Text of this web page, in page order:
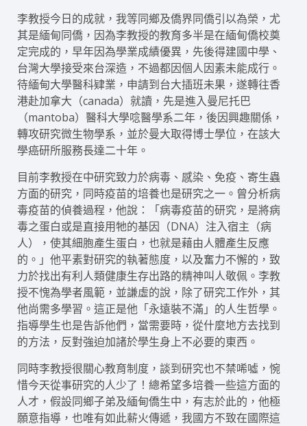
李教授今日的成就，我等同鄉及僑界同僑引以為榮，尤
其是緬甸同僑，因為李教授的教育多半是在緬甸僑校奠
定完成的，早年因為學業成績優異，先後得建國中學、
台灣大學接受來台深造，不過都因個人因素未能成行。
待緬甸大學醫科肄業，申請到台大插班未果，遂轉往香
港赴加拿大（canada）就讀，先是進入曼尼托巴
（mantoba）醫科大學唸醫學系二年，後因興趣關係，
轉攻研究微生物學系，並於曼大取得博士學位，在該大
學癌研所服務長達二十年。
目前李教授在中研究致力於病毒、感染、免疫、寄生蟲
方面的研究，同時疫苗的培養也是研究之一。曾分析病
毒疫苗的偵養過程，他說：「病毒疫苗的研究，是將病
毒之蛋白或是直接用牠的基因（DNA）注入宿主（病
人），使其細胞產生蛋白，也就是藉由人體產生反應
的。」他平素對研究的執著態度，以及奮力不懈的，致
力於找出有利人類健康生存出路的精神叫人敬佩。李教
授不愧為學者風範，並謙虛的說，除了研究工作外，其
他尚需多學習。這正是他「永遠裝不滿」的人生哲學。
指導學生也是告訴他們，當需要時，從什麼地方去找到
的方法，反對強迫加諸於學生身上不必要的東西。
同時李教授很關心教育制度，談到研究也不禁唏噓，惋
惜今天從事研究的人少了！總希望多培養一些這方面的
人才，假設同鄉子弟及緬甸僑生中，有志於此的，他極
願意指導，也唯有如此薪火傳遞，我國方不致在國際這